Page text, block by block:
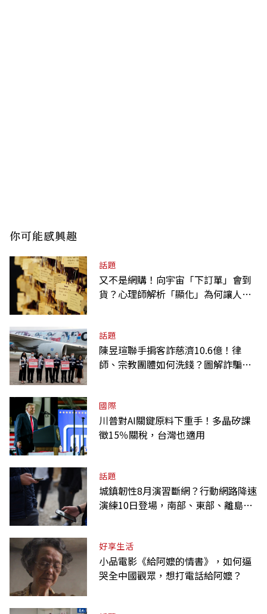
你可能感興趣
話題
又不是網購！向宇宙「下訂單」會到
貨？心理師解析「顯化」為何讓人無
話題
陳昱瑄聯手掮客詐慈濟10.6億！律
師、宗教團體如何洗錢？圖解詐騙關
國際
川普對AI關鍵原料下重手！多晶矽課
徵15％關稅，台灣也適用
話題
城鎮韌性8月演習斷網？行動網路降速
演練10日登場，南部、東部、離島為
好享生活
小品電影《給阿嬤的情書》，如何逼
哭全中國觀眾，想打電話給阿嬤？